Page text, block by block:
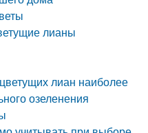
лианы
лиан наиболее
озеленения